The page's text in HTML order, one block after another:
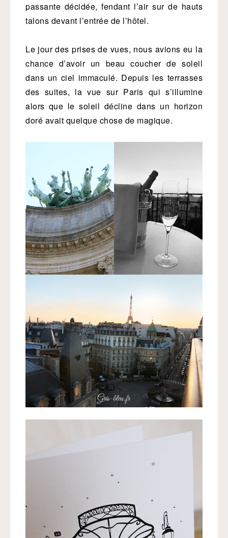
passante décidée, fendant l’air sur de hauts
talons devant l’entrée de l’hôtel.
Le jour des prises de vues, nous avions eu la
chance d’avoir un beau coucher de soleil
dans un ciel immaculé. Depuis les terrasses
des suites, la vue sur Paris qui s’illumine
alors que le soleil décline dans un horizon
doré avait quelque chose de magique.